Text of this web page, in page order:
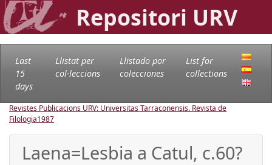
Repositori URV
Last
15
days
Llistat per
col·leccions
Llistado por
colecciones
List for
collections
Revistes Publicacions URV: Universitas Tarraconensis. Revista de
Filologia1987
Laena=Lesbia a Catul, c.60?